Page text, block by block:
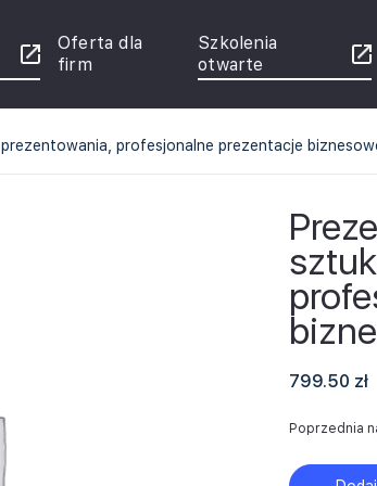
Oferta dla
firm
Szkolenia
otwarte
profesjonalne prezentacje
799.50 zł
Poprzednia